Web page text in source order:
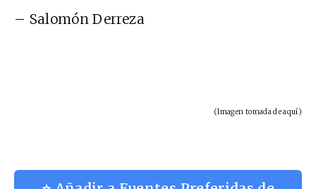
– Salomón Derreza
(Imagen tomada deaquí)